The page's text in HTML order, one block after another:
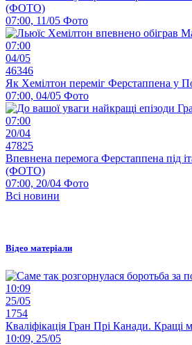
(ФОТО)
07:00, 11/05 Фото
07:00
04/05
46346
Як Хемілтон переміг Ферстаппена у
07:00, 04/05 Фото
07:00
20/04
47825
Впевнена перемога Ферстаппена під
(ФОТО)
07:00, 20/04 Фото
Всі новини
Відео матеріали
10:09
25/05
1754
Кваліфікація Гран Прі Канади.
10:09, 25/05